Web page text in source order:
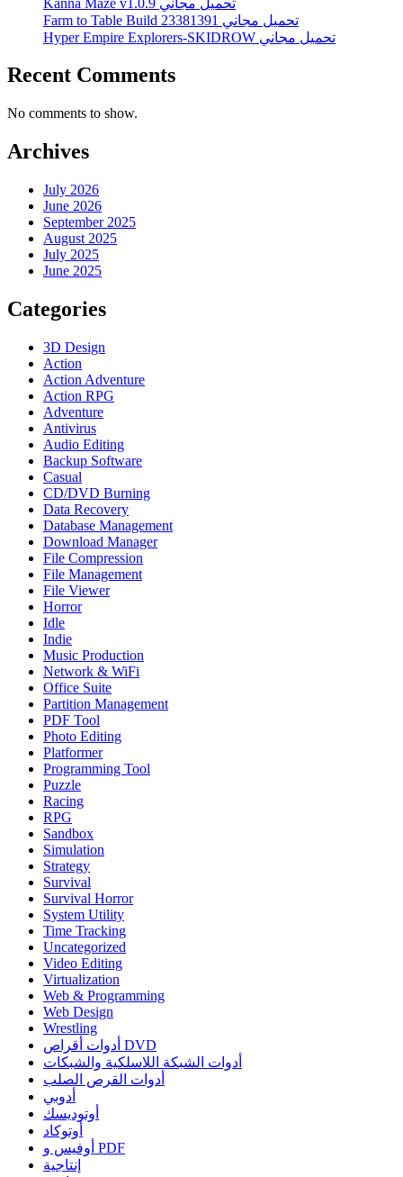
Farm to Table Build 23381391 تحميل مجاني
Hyper Empire Explorers-SKIDROW تحميل مجاني
Recent Comments
No comments to show.
Archives
July 2026
June 2026
September 2025
August 2025
July 2025
June 2025
Categories
3D Design
Action
Action Adventure
Action RPG
Adventure
Antivirus
Audio Editing
Backup Software
Casual
CD/DVD Burning
Data Recovery
Database Management
Download Manager
File Compression
File Management
File Viewer
Horror
Idle
Indie
Music Production
Network & WiFi
Office Suite
Partition Management
PDF Tool
Photo Editing
Platformer
Programming Tool
Puzzle
Racing
RPG
Sandbox
Simulation
Strategy
Survival
Survival Horror
System Utility
Time Tracking
Uncategorized
Video Editing
Virtualization
Web & Programming
Web Design
Wrestling
أدوات أقراص DVD
أدوات الشبكة اللاسلكية والشبكات
أدوات القرص الصلب
أدوبي
أوتوديسك
أوتوكاد
أوفيس و PDF
إنتاجية